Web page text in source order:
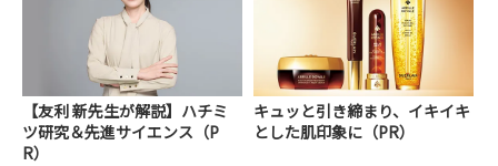
【友利 新先生が解説】ハチミ
ツ研究＆先進サイエンス（P
R）
キュッと引き締まり、イキイキ
とした肌印象に（PR）